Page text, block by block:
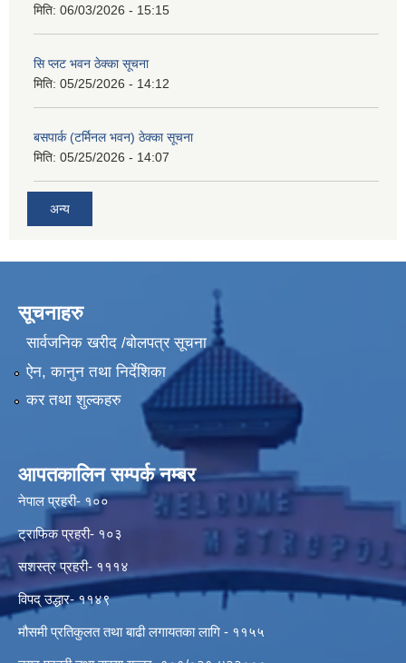
मिति: 06/03/2026 - 15:15
सि प्लट भवन ठेक्का सूचना
मिति: 05/25/2026 - 14:12
बसपार्क (टर्मिनल भवन) ठेक्का सूचना
मिति: 05/25/2026 - 14:07
अन्य
सूचनाहरु
सार्वजनिक खरीद /बोलपत्र सूचना
ऐन, कानुन तथा निर्देशिका
कर तथा शुल्कहरु
आपतकालिन सम्पर्क नम्बर
नेपाल प्रहरी- १००
ट्राफिक प्रहरी- १०३
सशस्त्र प्रहरी- १११४
विपद् उद्धार- ११४९
मौसमी प्रतिकुलत तथा बाढी लगायतका लागि - ११५५